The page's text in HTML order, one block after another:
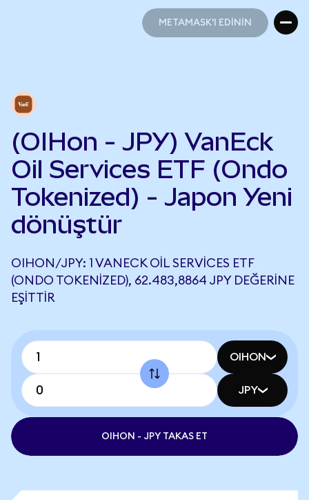
METAMASK'I EDİNİN
(OIHon - JPY) VanEck
Oil Services ETF (Ondo
Tokenized) - Japon Yeni
dönüştür
OIHON/JPY: 1 VANECK OIL SERVICES ETF
(ONDO TOKENIZED), 62.483,8864 JPY DEĞERINE
EŞITTIR
OIHON
JPY
OIHON - JPY TAKAS ET